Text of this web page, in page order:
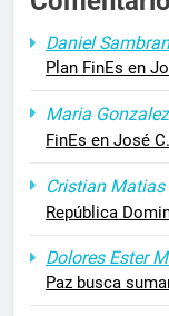
Daniel
Plan FinEs en
Maria Gonzalez
FinEs en José
Cristian Matias
República
Dolores Ester
Paz busca